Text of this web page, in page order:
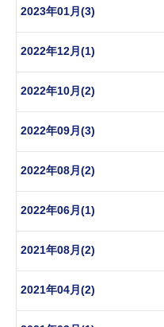
2023年01月(3)
2022年12月(1)
2022年10月(2)
2022年09月(3)
2022年08月(2)
2022年06月(1)
2021年08月(2)
2021年04月(2)